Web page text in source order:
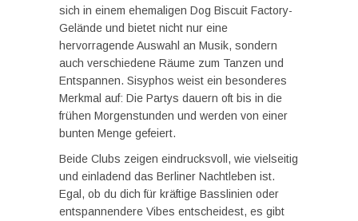
sich in einem ehemaligen Dog Biscuit Factory-
Gelände und bietet nicht nur eine
hervorragende Auswahl an Musik, sondern
auch verschiedene Räume zum Tanzen und
Entspannen. Sisyphos weist ein besonderes
Merkmal auf: Die Partys dauern oft bis in die
frühen Morgenstunden und werden von einer
bunten Menge gefeiert.
Beide Clubs zeigen eindrucksvoll, wie vielseitig
und einladend das Berliner Nachtleben ist.
Egal, ob du dich für kräftige Basslinien oder
entspannendere Vibes entscheidest, es gibt